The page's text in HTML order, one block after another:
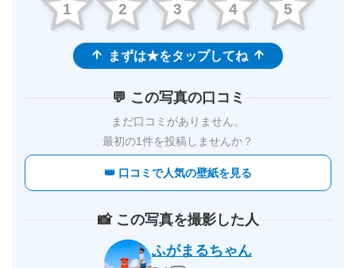
1 2 3 4 5
まずは★をタップしてね
💬 この写真の口コミ
まだ口コミがありません。
最初の1件を投稿しませんか？
👑 口コミで人気の壁紙を見る
📸 この写真を撮影した人
ふがまるちゃん